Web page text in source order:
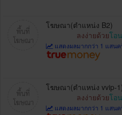
โฆษณา(ตำแหน่ง B2)
ลงง่ายด้วยโอ
แสดงผลมากกว่า 1 แสนค
โฆษณา(ตำแหน่ง vvip-
ลงง่ายด้วยโอ
แสดงผลมากกว่า 1 แสนค